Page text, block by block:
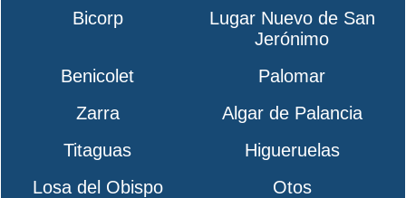
Bicorp
Lugar Nuevo de San
Jerónimo
Benicolet
Palomar
Zarra
Algar de Palancia
Titaguas
Higueruelas
Losa del Obispo
Otos